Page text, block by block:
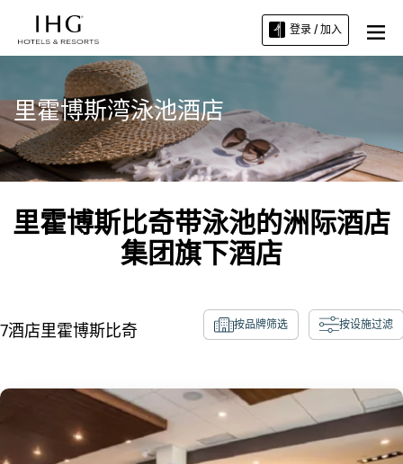
登录 / 加入
里霍博斯湾泳池酒店
里霍博斯比奇带泳池的洲际酒店
集团旗下酒店
7酒店里霍博斯比奇 按品牌筛选 按设施过滤